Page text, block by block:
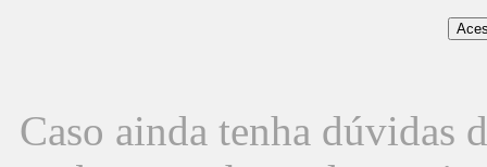
Caso ainda tenha dúvidas